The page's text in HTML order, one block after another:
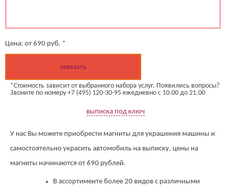
Цена: от 690 руб. *
заказать
*Стоимость зависит от выбранного набора услуг. Появились вопросы?
Звоните по номеру +7 (495) 120-30-95 ежедневно с 10.00 до 21.00
выписка под ключ
У нас Вы можете приобрести магниты для украшения машины и
самостоятельно украсить автомобиль на выписку, цены на
магниты начинаются от 690 рублей.
В ассортименте более 20 видов с различными